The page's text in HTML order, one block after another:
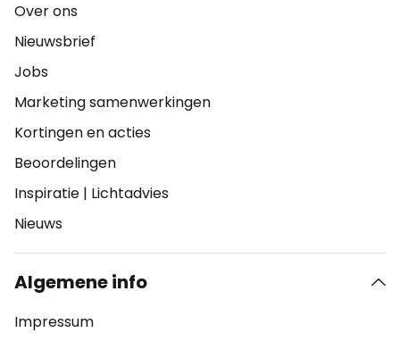
Over ons
Nieuwsbrief
Jobs
Marketing samenwerkingen
Kortingen en acties
Beoordelingen
Inspiratie | Lichtadvies
Nieuws
Algemene info
Impressum